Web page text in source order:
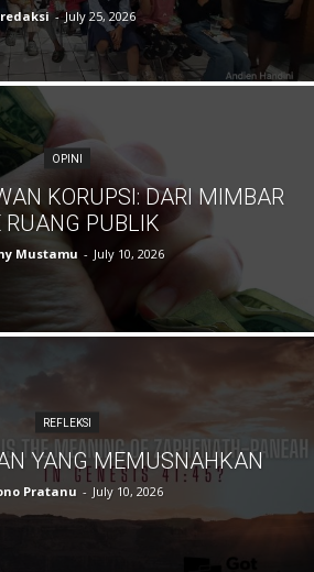
redaksi - July 25, 2026
OPINI
KORUPSI: DARI MIMBAR
RUANG PUBLIK
Mustamu - July 10, 2026
REFLEKSI
YANG MEMUSNAHKAN
Pratanu - July 10, 2026